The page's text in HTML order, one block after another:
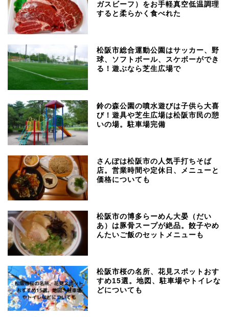
ガスビーフ）をお手軽真空低温調理
すると柔らかく食べれた
松阪市総合運動公園はサッカー、野
球、ソフトボール、スケボーができ
る！遊ぶなら芝生広場で
鈴の森公園の噴水遊びは子供ら大喜
び！遊具や芝生広場は松阪市民の憩
いの場。駐車場完備
さんぽは松阪市の人気手打ちそば
店。営業時間や定休日、メニューと
価格についても
松阪市の博多らーめん大晏（だい
あ）は豚骨スープが絶品。餃子やめ
んたいご飯のセットメニューも
松阪市桜の名所、花見スポットおす
すめ15選。地図、駐車場やトイレな
どについても